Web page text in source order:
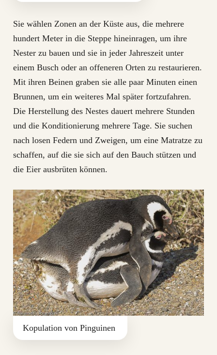
Sie wählen Zonen an der Küste aus, die mehrere
hundert Meter in die Steppe hineinragen, um ihre
Nester zu bauen und sie in jeder Jahreszeit unter
einem Busch oder an offeneren Orten zu restaurieren.
Mit ihren Beinen graben sie alle paar Minuten einen
Brunnen, um ein weiteres Mal später fortzufahren.
Die Herstellung des Nestes dauert mehrere Stunden
und die Konditionierung mehrere Tage. Sie suchen
nach losen Federn und Zweigen, um eine Matratze zu
schaffen, auf die sie sich auf den Bauch stützen und
die Eier ausbrüten können.
Kopulation von Pinguinen